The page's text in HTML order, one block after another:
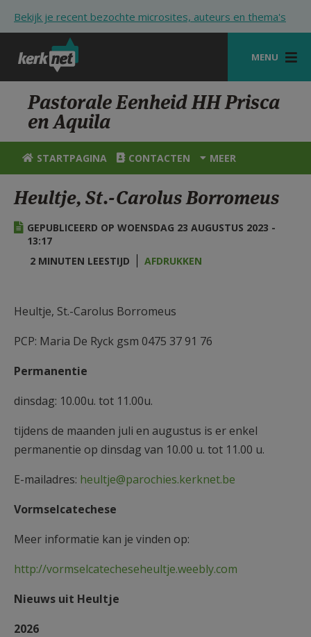
Bekijk je recent bezochte microsites, auteurs en thema's
MENU
STARTPAGINA
KERK
VIERINGEN
ZOEKEN
HULP
STARTPAGINA PORTAAL
Pastorale Eenheid HH Prisca
en Aquila
STARTPAGINA CONTACTEN MEER
Heultje, St.-Carolus Borromeus
GEPUBLICEERD OP WOENSDAG 23 AUGUSTUS 2023 -
13:17
2 MINUTEN LEESTIJD
AFDRUKKEN
Heultje, St.-Carolus Borromeus
PCP: Maria De Ryck gsm 0475 37 91 76
Permanentie
dinsdag: 10.00u. tot 11.00u.
tijdens de maanden juli en augustus is er enkel
permanentie op dinsdag van 10.00 u. tot 11.00 u.
E-mailadres: heultje@parochies.kerknet.be
Vormselcatechese
Meer informatie kan je vinden op:
http://vormselcatecheseheultje.weebly.com
Nieuws uit Heultje
2026